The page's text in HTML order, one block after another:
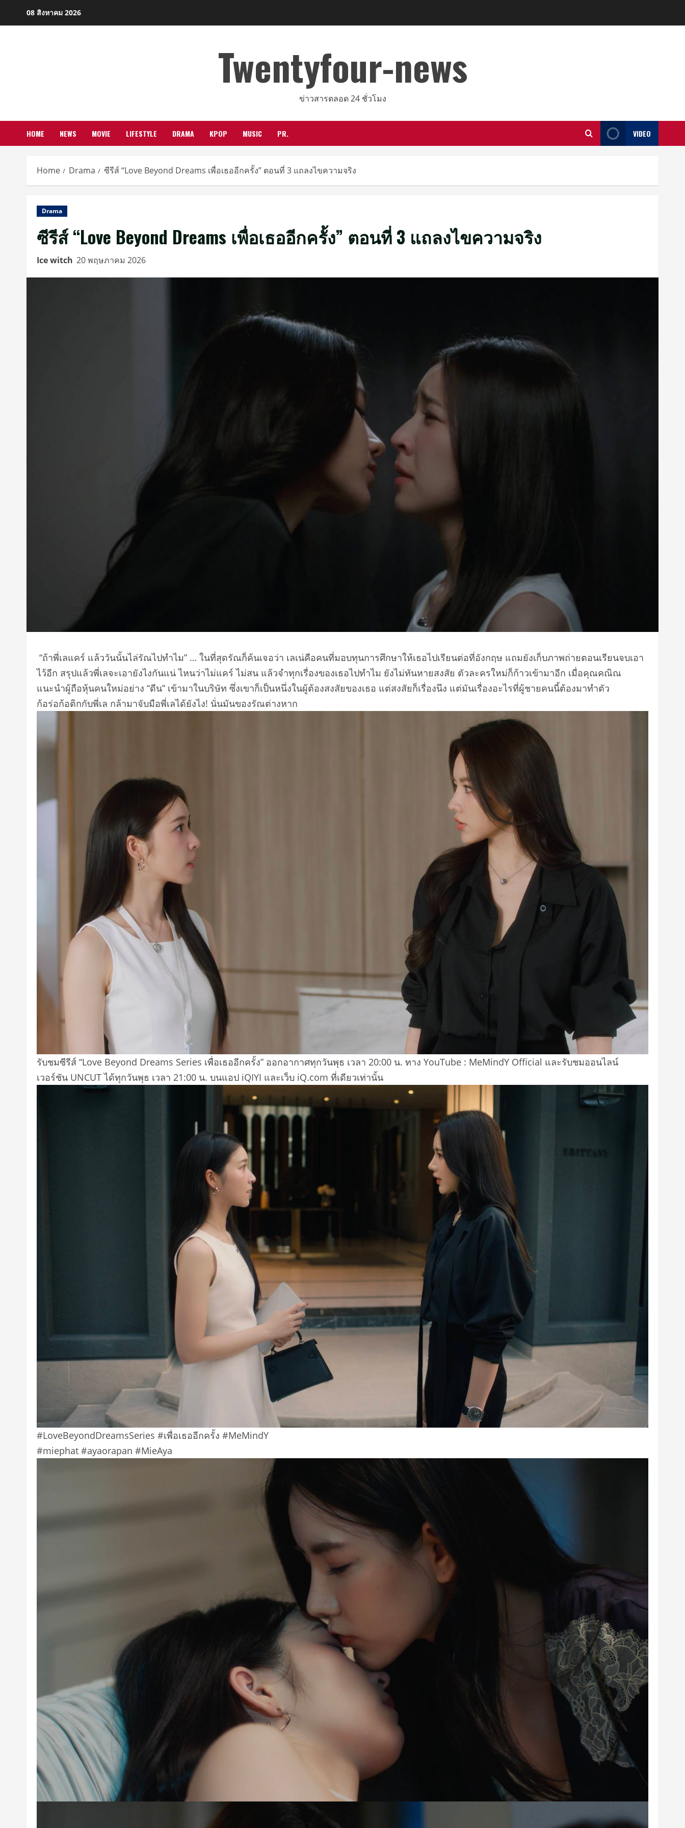
08 สิงหาคม 2026
Twentyfour-news
ข่าวสารตลอด 24 ชั่วโมง
HOME NEWS MOVIE LIFESTYLE DRAMA KPOP MUSIC PR. VIDEO
Home Drama ซีรีส์ “Love Beyond Dreams เพื่อเธออีกครั้ง” ตอนที่ 3 แถลงไขความจริง
Drama
ซีรีส์ “Love Beyond Dreams เพื่อเธออีกครั้ง” ตอนที่ 3 แถลงไขความจริง
Ice witch 20 พฤษภาคม 2026
“ถ้าพี่เลแคร์ แล้ววันนั้นไล่รัณไปทำไม” … ในที่สุดรัณก็ค้นเจอว่า เลเน่คือคนที่มอบทุนการศึกษาให้เธอไปเรียนต่อที่อังกฤษ แถมยังเก็บภาพถ่ายตอนเรียนจบเอา
ไว้อีก สรุปแล้วพี่เลจะเอายังไงกันแน่ ไหนว่าไม่แคร์ ไม่สน แล้วจำทุกเรื่องของเธอไปทำไม ยังไม่ทันหายสงสัย ตัวละครใหม่ก็ก้าวเข้ามาอีก เมื่อคุณคณิณ
แนะนำผู้ถือหุ้นคนใหม่อย่าง “ดีน” เข้ามาในบริษัท ซึ่งเขาก็เป็นหนึ่งในผู้ต้องสงสัยของเธอ แต่สงสัยก็เรื่องนึง แต่มันเรื่องอะไรที่ผู้ชายคนนี้ต้องมาทำตัว
ก้อร่อก้อติกกับพี่เล กล้ามาจับมือพี่เลได้ยังไง! นั่นมันของรัณต่างหาก
รับชมซีรีส์ “Love Beyond Dreams Series เพื่อเธออีกครั้ง” ออกอากาศทุกวันพุธ เวลา 20:00 น. ทาง YouTube : MeMindY Official และรับชมออนไลน์
เวอร์ชัน UNCUT ได้ทุกวันพุธ เวลา 21:00 น. บนแอป iQIYI และเว็บ iQ.com ที่เดียวเท่านั้น
#LoveBeyondDreamsSeries #เพื่อเธออีกครั้ง #MeMindY
#miephat #ayaorapan #MieAya